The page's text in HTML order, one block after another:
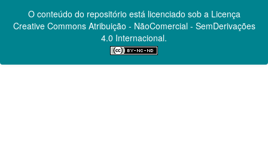
O conteúdo do repositório está licenciado sob a Licença
Creative CommonsAtribuição - NãoComercial - SemDerivações
4.0 Internacional.